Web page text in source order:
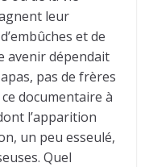
leur
et de
avenir dépendait
pas de frères
documentaire à
l’apparition
un peu esseulé,
Quel